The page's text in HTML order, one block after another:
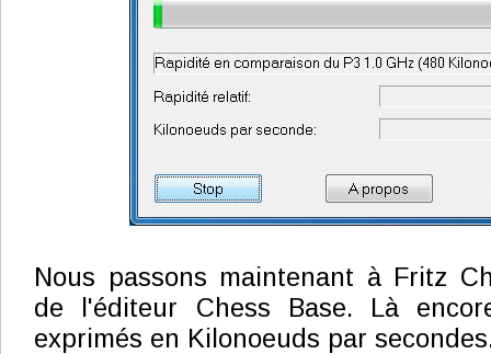
Nous passons maintenant à Fritz
de l'éditeur Chess Base. Là
exprimés en Kilonoeuds par